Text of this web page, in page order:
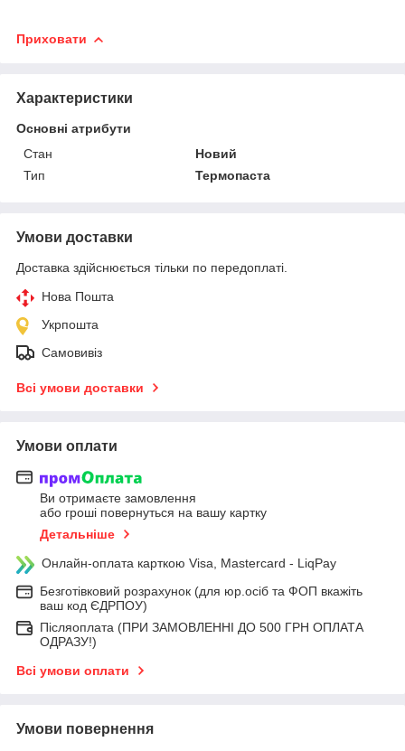
Приховати
Характеристики
Основні атрибути
Стан
Новий
Тип
Термопаста
Умови доставки
Доставка здійснюється тільки по передоплаті.
Нова Пошта
Укрпошта
Самовивіз
Всі умови доставки
Умови оплати
Ви отримаєте замовлення
або гроші повернуться на вашу картку
Детальніше
Онлайн-оплата карткою Visa, Mastercard - LiqPay
Безготівковий розрахунок (для юр.осіб та ФОП вкажіть
ваш код ЄДРПОУ)
Післяоплата (ПРИ ЗАМОВЛЕННІ ДО 500 ГРН ОПЛАТА
ОДРАЗУ!)
Всі умови оплати
Умови повернення